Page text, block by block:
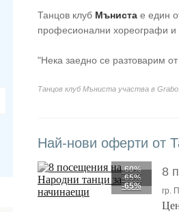
Танцов клуб Мъниста е един
професионални хореографи
"Нека заедно се разтоварим
Танцов клуб Мъниста участва в
Най-нови оферти от
-60% 8
гр.
-65%
-65%